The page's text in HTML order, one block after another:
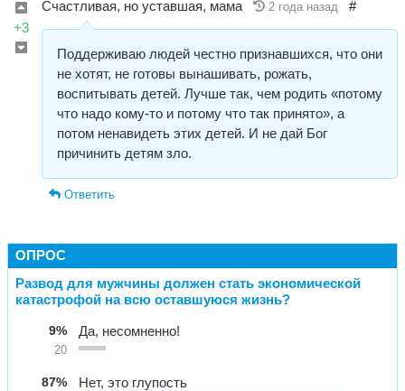
+3
Счастливая, но уставшая, мама 2 года назад #
Поддерживаю людей честно признавшихся, что они
не хотят, не готовы вынашивать, рожать,
воспитывать детей. Лучше так, чем родить «потому
что надо кому-то и потому что так принято», а
потом ненавидеть этих детей. И не дай Бог
причинить детям зло.
Ответить
ОПРОС
Развод для мужчины должен стать экономической
катастрофой на всю оставшуюся жизнь?
9%
20
Да, несомненно!
87% Нет, это глупость